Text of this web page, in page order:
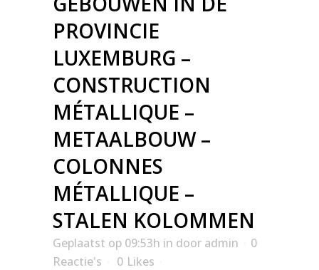
PROVINCIE
LUXEMBURG –
CONSTRUCTION
MÉTALLIQUE –
METAALBOUW –
COLONNES
MÉTALLIQUE –
STALEN KOLOMMEN
Geplaatst op 09:53h in door admin
0
Reactie's
0 Likes